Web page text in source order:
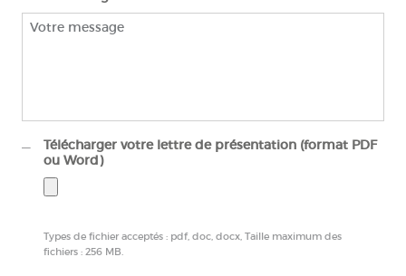
Télécharger votre lettre de présentation (format PDF
ou Word)
Types de fichier acceptés : pdf, doc, docx, Taille maximum des
fichiers : 256 MB.